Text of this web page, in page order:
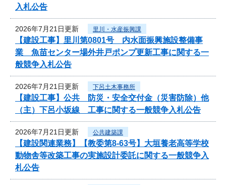
入札公告
2026年7月21日更新 里川・水産振興課
【建設工事】里川第0801号 内水面振興施設整備事
業 魚苗センター場外井戸ポンプ更新工事に関する一
般競争入札公告
2026年7月21日更新 下呂土木事務所
【建設工事】公共 防災・安全交付金（災害防除）他
（主）下呂小坂線 工事に関する一般競争入札公告
2026年7月21日更新 公共建築課
【建設関連業務】【教委第8-63号】大垣養老高等学校
動物舎等改築工事の実施設計委託に関する一般競争入
札公告